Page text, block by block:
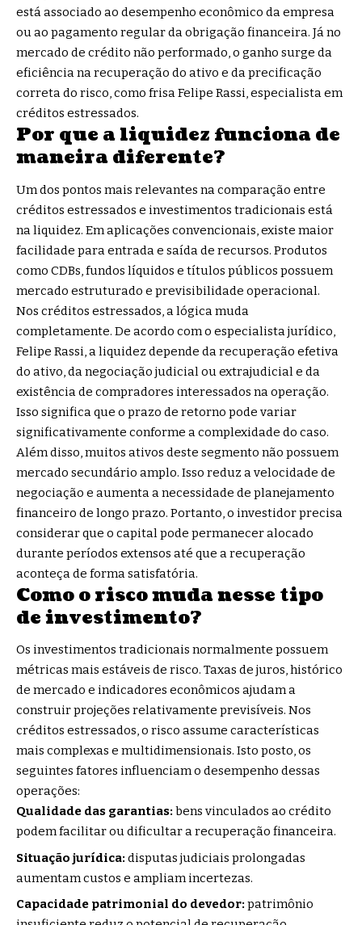
está associado ao desempenho econômico da empresa
ou ao pagamento regular da obrigação financeira. Já no
mercado de crédito não performado, o ganho surge da
eficiência na recuperação do ativo e da precificação
correta do risco, como frisa Felipe Rassi, especialista em
créditos estressados.
Por que a liquidez funciona de
maneira diferente?
Um dos pontos mais relevantes na comparação entre
créditos estressados e investimentos tradicionais está
na liquidez. Em aplicações convencionais, existe maior
facilidade para entrada e saída de recursos. Produtos
como CDBs, fundos líquidos e títulos públicos possuem
mercado estruturado e previsibilidade operacional.
Nos créditos estressados, a lógica muda
completamente. De acordo com o especialista jurídico,
Felipe Rassi, a liquidez depende da recuperação efetiva
do ativo, da negociação judicial ou extrajudicial e da
existência de compradores interessados na operação.
Isso significa que o prazo de retorno pode variar
significativamente conforme a complexidade do caso.
Além disso, muitos ativos deste segmento não possuem
mercado secundário amplo. Isso reduz a velocidade de
negociação e aumenta a necessidade de planejamento
financeiro de longo prazo. Portanto, o investidor precisa
considerar que o capital pode permanecer alocado
durante períodos extensos até que a recuperação
aconteça de forma satisfatória.
Como o risco muda nesse tipo
de investimento?
Os investimentos tradicionais normalmente possuem
métricas mais estáveis de risco. Taxas de juros, histórico
de mercado e indicadores econômicos ajudam a
construir projeções relativamente previsíveis. Nos
créditos estressados, o risco assume características
mais complexas e multidimensionais. Isto posto, os
seguintes fatores influenciam o desempenho dessas
operações:
Qualidade das garantias: bens vinculados ao crédito
podem facilitar ou dificultar a recuperação financeira.
Situação jurídica: disputas judiciais prolongadas
aumentam custos e ampliam incertezas.
Capacidade patrimonial do devedor: patrimônio